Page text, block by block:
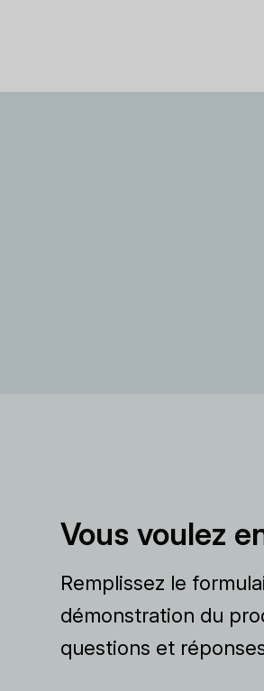
Vous voulez
Remplissez le
démonstration du
questions et